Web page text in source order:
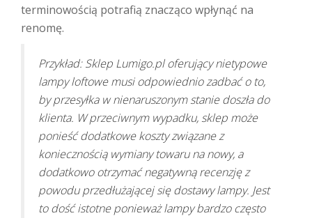
terminowością potrafią znacząco wpłynąć na
renomę.
Przykład: Sklep Lumigo.pl oferujący nietypowe
lampy loftowe musi odpowiednio zadbać o to,
by przesyłka w nienaruszonym stanie doszła do
klienta. W przeciwnym wypadku, sklep może
ponieść dodatkowe koszty związane z
koniecznością wymiany towaru na nowy, a
dodatkowo otrzymać negatywną recenzję z
powodu przedłużającej się dostawy lampy. Jest
to dość istotne ponieważ lampy bardzo często